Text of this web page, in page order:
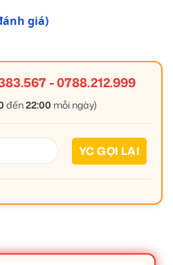
giá)
-0788.212.999
đến22:00 mỗi ngày)